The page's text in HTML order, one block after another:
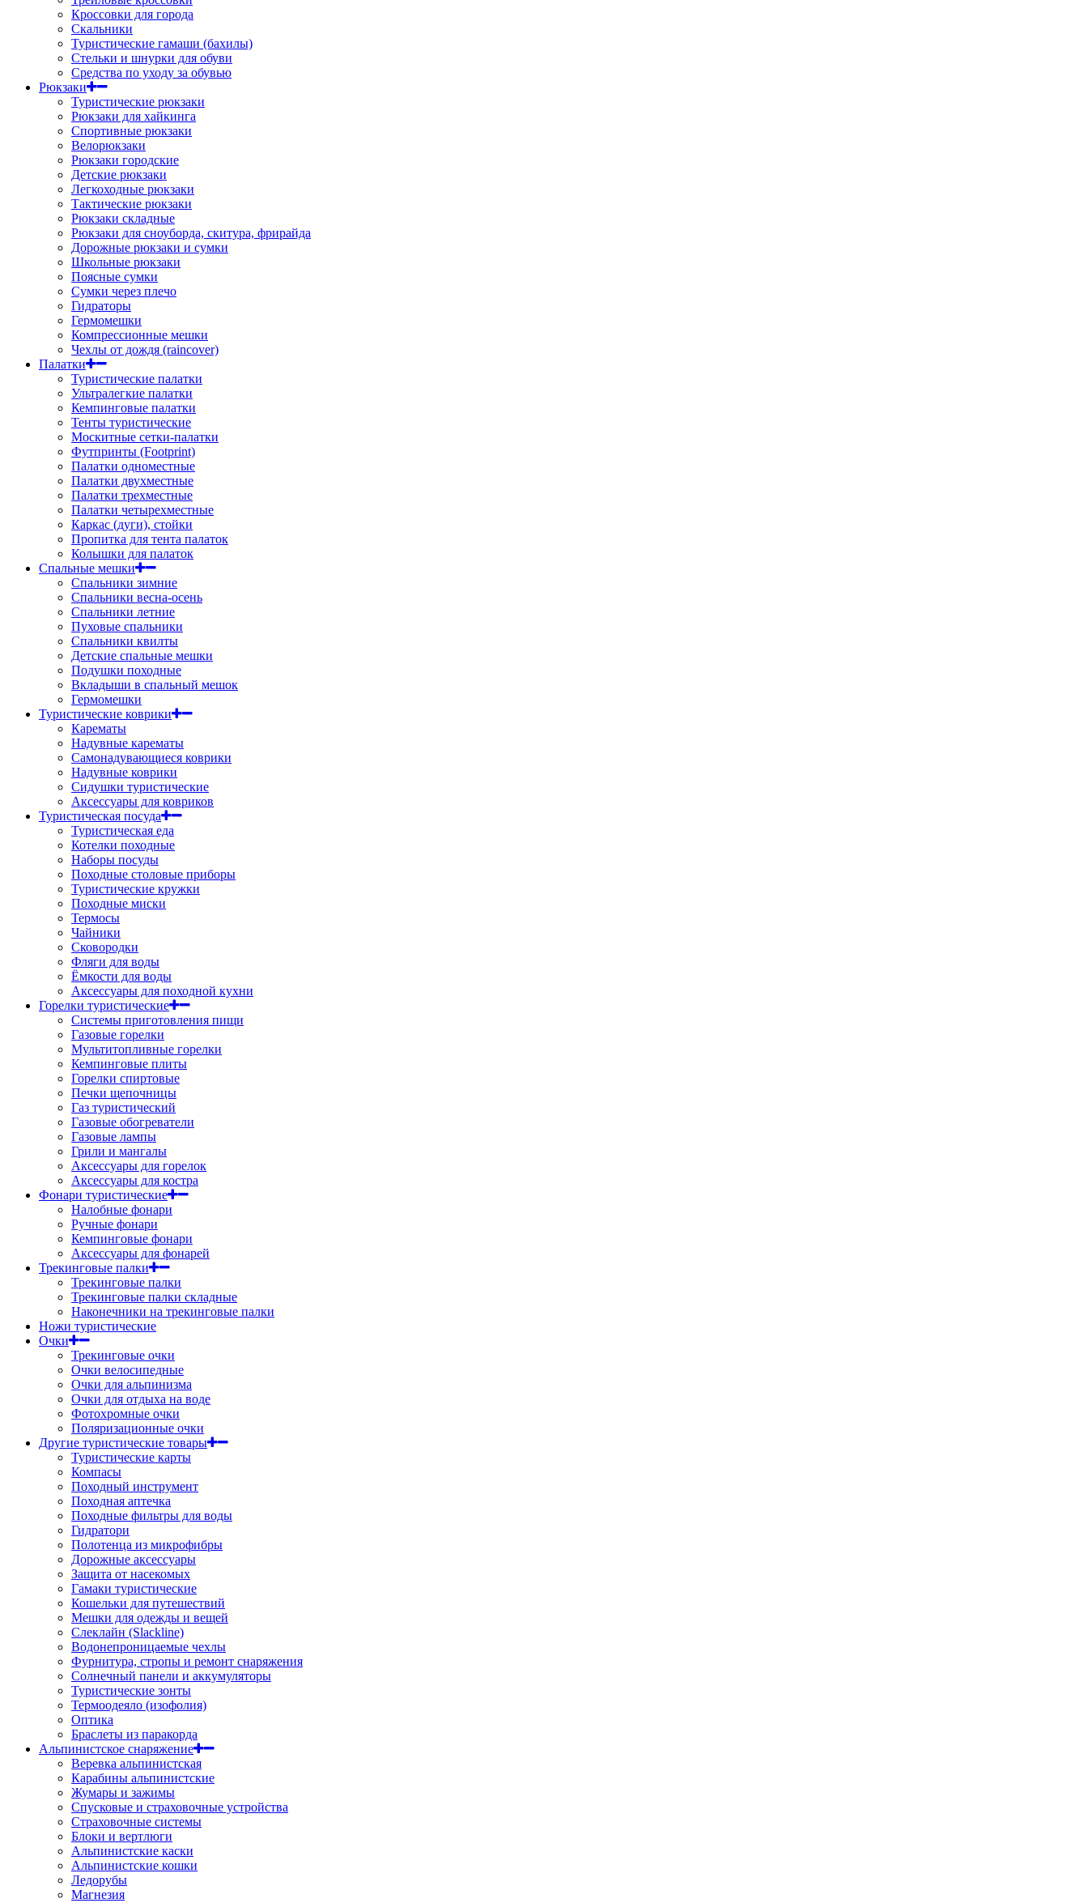
Кроссовки для города
Скальники
Туристические гамаши (бахилы)
Стельки и шнурки для обуви
Средства по уходу за обувью
Рюкзаки
Туристические рюкзаки
Рюкзаки для хайкинга
Спортивные рюкзаки
Велорюкзаки
Рюкзаки городские
Детские рюкзаки
Легкоходные рюкзаки
Тактические рюкзаки
Рюкзаки складные
Рюкзаки для сноуборда, скитура, фрирайда
Дорожные рюкзаки и сумки
Школьные рюкзаки
Поясные сумки
Сумки через плечо
Гидраторы
Гермомешки
Компрессионные мешки
Чехлы от дождя (raincover)
Палатки
Туристические палатки
Ультралегкие палатки
Кемпинговые палатки
Тенты туристические
Москитные сетки-палатки
Футпринты (Footprint)
Палатки одноместные
Палатки двухместные
Палатки трехместные
Палатки четырехместные
Каркас (дуги), стойки
Пропитка для тента палаток
Колышки для палаток
Спальные мешки
Спальники зимние
Спальники весна-осень
Спальники летние
Пуховые спальники
Спальники квилты
Детские спальные мешки
Подушки походные
Вкладыши в спальный мешок
Гермомешки
Туристические коврики
Карематы
Надувные карематы
Самонадувающиеся коврики
Надувные коврики
Сидушки туристические
Аксессуары для ковриков
Туристическая посуда
Туристическая еда
Котелки походные
Наборы посуды
Походные столовые приборы
Туристические кружки
Походные миски
Термосы
Чайники
Сковородки
Фляги для воды
Ёмкости для воды
Аксессуары для походной кухни
Горелки туристические
Системы приготовления пищи
Газовые горелки
Мультитопливные горелки
Кемпинговые плиты
Горелки спиртовые
Печки щепочницы
Газ туристический
Газовые обогреватели
Газовые лампы
Грили и мангалы
Аксессуары для горелок
Аксессуары для костра
Фонари туристические
Налобные фонари
Ручные фонари
Кемпинговые фонари
Аксессуары для фонарей
Трекинговые палки
Трекинговые палки
Трекинговые палки складные
Наконечники на трекинговые палки
Ножи туристические
Очки
Трекинговые очки
Очки велосипедные
Очки для альпинизма
Очки для отдыха на воде
Фотохромные очки
Поляризационные очки
Другие туристические товары
Туристические карты
Компасы
Походный инструмент
Походная аптечка
Походные фильтры для воды
Гидратори
Полотенца из микрофибры
Дорожные аксессуары
Защита от насекомых
Гамаки туристические
Кошельки для путешествий
Мешки для одежды и вещей
Слеклайн (Slackline)
Водонепроницаемые чехлы
Фурнитура, стропы и ремонт снаряжения
Солнечный панели и аккумуляторы
Туристические зонты
Термоодеяло (изофолия)
Оптика
Браслеты из паракорда
Альпинистское снаряжение
Веревка альпинистская
Карабины альпинистские
Жумары и зажимы
Спусковые и страховочные устройства
Страховочные системы
Блоки и вертлюги
Альпинистские каски
Альпинистские кошки
Ледорубы
Магнезия